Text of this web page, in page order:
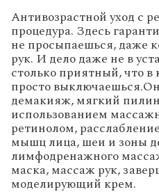
Антивозрастной уход с
процедура. Здесь
не просыпаешься, даже
рук. И дело даже не в
столько приятный, что
просто выключаешься.
демакияж, мягкий
использованием
ретинолом,
мышц лица, шеи и зоны
лимфодренажного
маска, массаж рук,
моделирующий крем.